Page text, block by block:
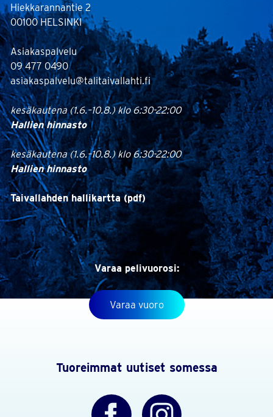
Hiekkarannantie 2
00100 HELSINKI
Asiakaspalvelu
09 477 0490
asiakaspalvelu@talitaivallahti.fi
kesäkautena (1.6.–10.8.) klo 6:30-22:00
Hallien hinnasto
kesäkautena (1.6.–10.8.) klo 6:30-22:00
Hallien hinnasto
Taivallahden hallikartta (pdf)
Varaa pelivuorosi:
Varaa vuoro
Tuoreimmat uutiset somessa